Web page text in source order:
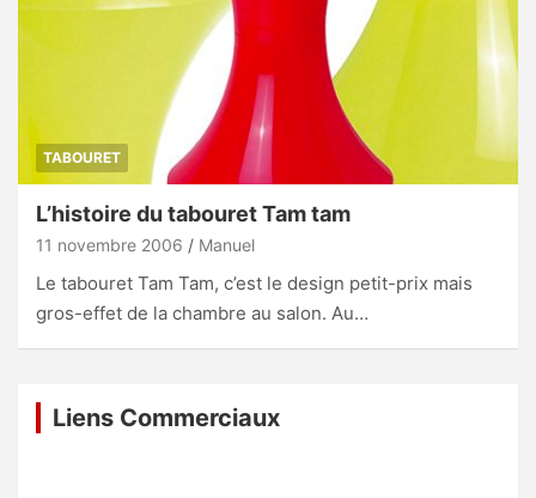
TABOURET
L’histoire du tabouret Tam tam
11 novembre 2006 Manuel
Le tabouret Tam Tam, c’est le design petit-prix mais
gros-effet de la chambre au salon. Au…
Liens Commerciaux